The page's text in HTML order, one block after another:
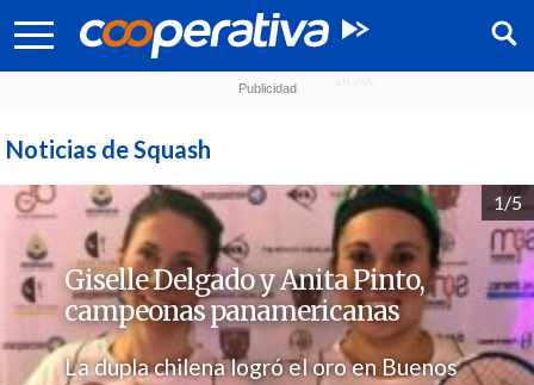
Noticias de Squash
1/5
Giselle Delgado y Anita Pinto,
campeonas panamericanas
La dupla chilena logró el oro en Buenos